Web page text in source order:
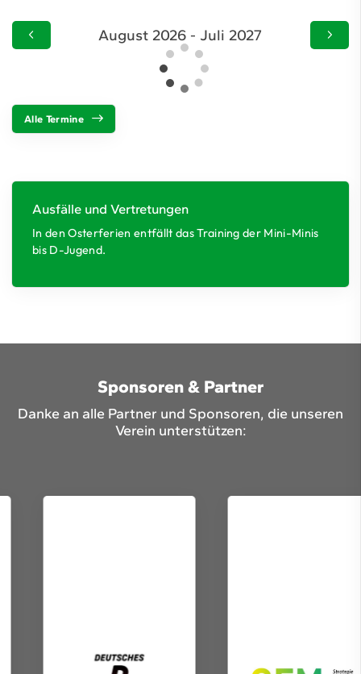
August 2026 - Juli 2027
Alle Termine
Ausfälle und Vertretungen
In den Osterferien entfällt das Training der Mini-Minis
bis D-Jugend.
Sponsoren & Partner
Danke an alle Partner und Sponsoren, die unseren
Verein unterstützen: